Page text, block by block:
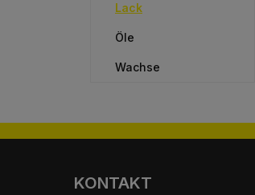
Lack
Öle
Wachse
KONTAKT